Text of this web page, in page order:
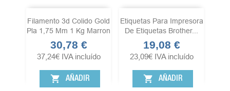
Filamento 3d Colido Gold
Pla 1,75 Mm 1 Kg Marron
Precio
30,78 €
37,24€ IVA incluído
shopping_cart AÑADIR
Etiquetas Para Impresora
De Etiquetas Brother...
Precio
19,08 €
23,09€ IVA incluído
shopping_cart AÑADIR